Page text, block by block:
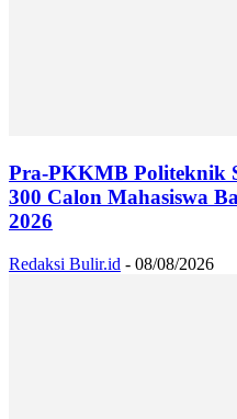
Pra-PKKMB Politeknik
300 Calon Mahasiswa
2026
Redaksi Bulir.id - 08/08/2026